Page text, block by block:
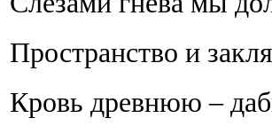
Пространство и
Кровь древнюю –